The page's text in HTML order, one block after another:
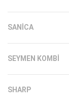
SANICA
SEYMEN KOMBI
SHARP